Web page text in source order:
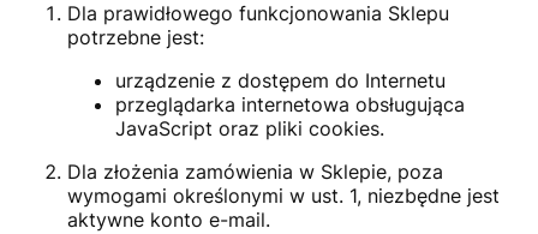
Dla prawidłowego funkcjonowania Sklepu
potrzebne jest:
urządzenie z dostępem do Internetu
przeglądarka internetowa obsługująca
JavaScript oraz pliki cookies.
Dla złożenia zamówienia w Sklepie, poza
wymogami określonymi w ust. 1, niezbędne jest
aktywne konto e-mail.